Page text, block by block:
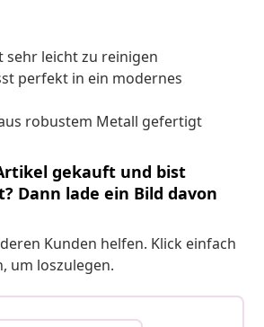
sehr leicht zu reinigen
perfekt in ein modernes
robustem Metall gefertigt
gekauft und bist
Dann lade ein Bild davon
Kunden helfen. Klick einfach
um loszulegen.